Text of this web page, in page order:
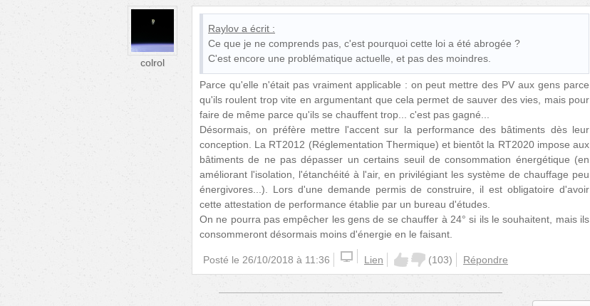
colrol
Raylov a écrit :
Ce que je ne comprends pas, c'est pourquoi cette loi a été abrogée ?
C'est encore une problématique actuelle, et pas des moindres.
Parce qu'elle n'était pas vraiment applicable : on peut mettre des PV aux gens parce
qu'ils roulent trop vite en argumentant que cela permet de sauver des vies, mais pour
faire de même parce qu'ils se chauffent trop... c'est pas gagné...
Désormais, on préfère mettre l'accent sur la performance des bâtiments dès leur
conception. La RT2012 (Réglementation Thermique) et bientôt la RT2020 impose aux
bâtiments de ne pas dépasser un certains seuil de consommation énergétique (en
améliorant l'isolation, l'étanchéité à l'air, en privilégiant les système de chauffage peu
énergivores...). Lors d'une demande permis de construire, il est obligatoire d'avoir
cette attestation de performance établie par un bureau d'études.
On ne pourra pas empêcher les gens de se chauffer à 24° si ils le souhaitent, mais ils
consommeront désormais moins d'énergie en le faisant.
Posté le 26/10/2018 à 11:36 Lien (103) Répondre